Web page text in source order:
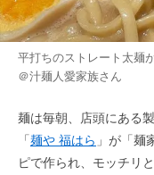
平打ちのストレート太麺
＠汁麺人愛家族さん
麺は毎朝、店頭にある
「麺や 福はら 」が「麺
ピで作られ、モッチリ